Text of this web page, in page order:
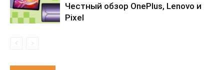
Честный обзор OnePlus, Lenovo и
Pixel